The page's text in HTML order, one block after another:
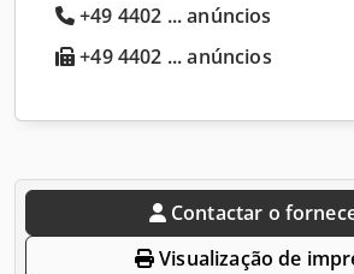
+49 4402 ... anúncios
+49 4402 ... anúncios
Contactar o
Visualização de